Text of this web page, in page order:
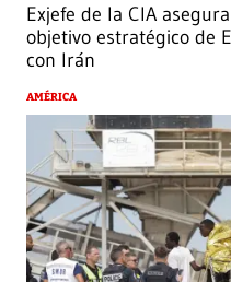
Exjefe de la CIA
objetivo estratégico de
con Irán
AMÉRICA